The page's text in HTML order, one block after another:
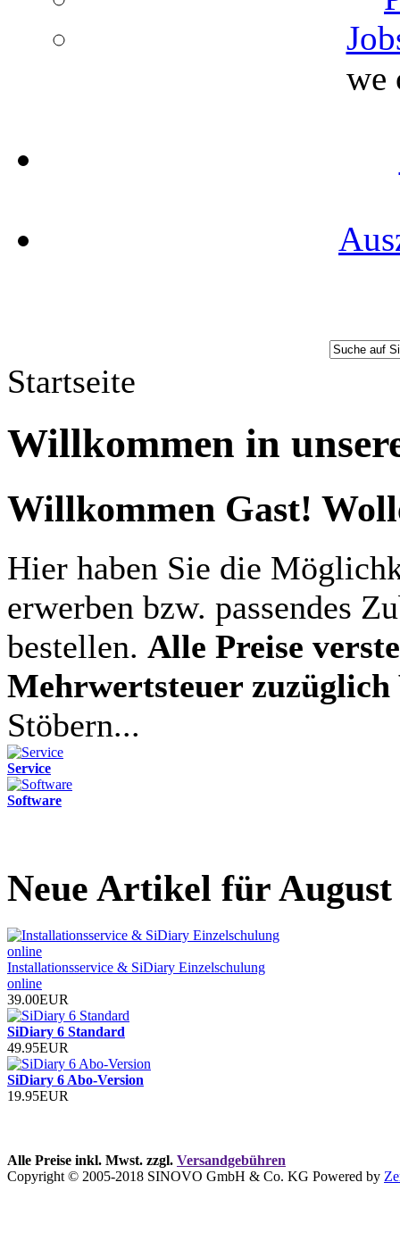
we
Startseite
Willkommen in
Willkommen Gast!
Hier haben Sie die
erwerben bzw. passendes
bestellen. Alle Preise
Mehrwertsteuer zuzüglich
Stöbern...
Service
Software
Neue Artikel für August
Installationsservice & SiDiary Einzelschulung
online
39.00EUR
SiDiary 6 Standard
49.95EUR
SiDiary 6 Abo-Version
19.95EUR
Alle Preise inkl. Mwst. zzgl. Versandgebühren
Copyright © 2005-2018 SINOVO GmbH & Co. KG Powered by